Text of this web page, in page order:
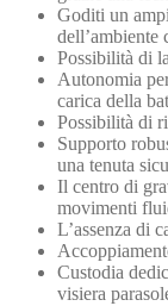
Goditi un
dell’ambiente
Possibilità di
Autonomia
carica della
Possibilità di
Supporto
una tenuta
Il centro di
movimenti
L’assenza di
Custodia
visiera